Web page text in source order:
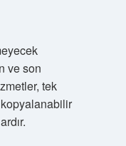
ve son
tek